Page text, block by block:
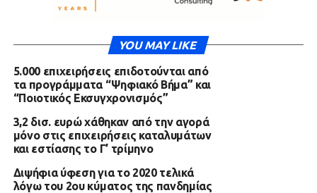
YOU MAY LIKE
5.000 επιχειρήσεις επιδοτούνται από
τα προγράμματα “Ψηφιακό Βήμα” και
“Ποιοτικός Εκσυγχρονισμός”
3,2 δισ. ευρώ χάθηκαν από την αγορά
μόνο στις επιχειρήσεις καταλυμάτων
και εστίασης το Γ’ τρίμηνο
Διψήφια ύφεση για το 2020 τελικά
λόγω του 2ου κύματος της πανδημίας